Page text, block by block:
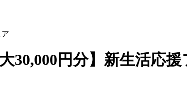
30,000円分】新生活応